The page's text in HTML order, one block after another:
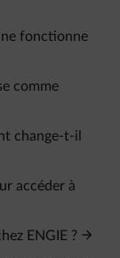
ne fonctionne
comme
change-t-il
accéder à
ENGIE ?